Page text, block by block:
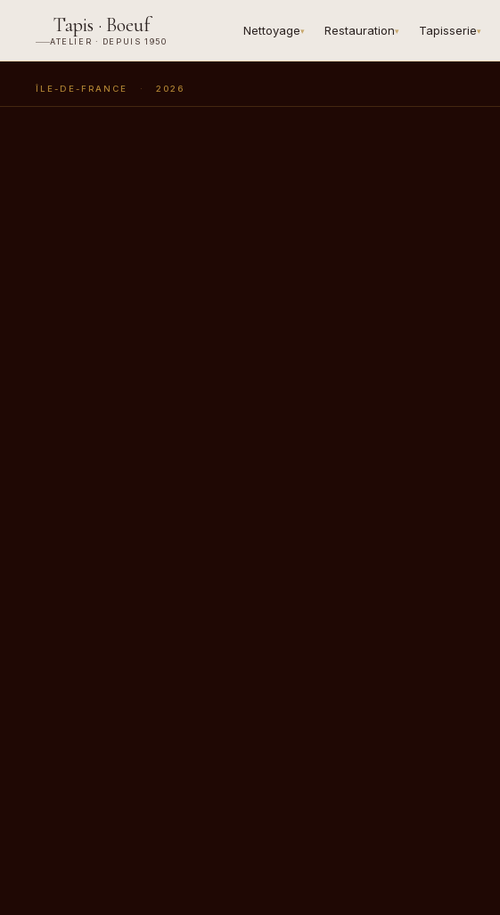
Tapis · Boeuf
ATELIER · DEPUIS 1950
Nettoyage▾ Restauration▾ Tapisserie▾
ÎLE-DE-FRANCE · 2026